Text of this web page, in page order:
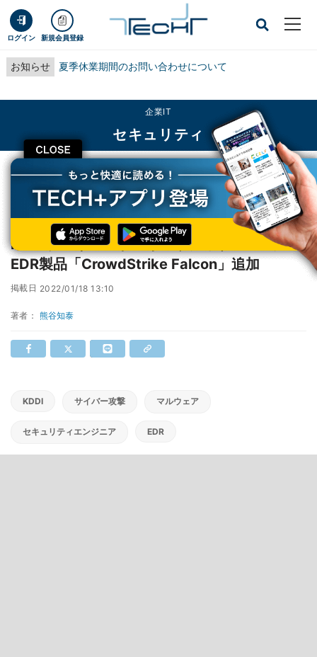
ログイン 新規会員登録
お知らせ 夏季休業期間のお問い合わせについて
CLOSE
企業IT
セキュリティ
TECH+ 企業IT
セキュリティ
KDDI、マネージドセキュリティサービスにEDR製品「CrowdStrike Falcon」
KDDI、マネージドセキュリティサービスに
EDR製品「CrowdStrike Falcon」追加
掲載日 2022/01/18 13:10
著者： 熊谷知泰
KDDI サイバー攻撃 マルウェア
セキュリティエンジニア EDR